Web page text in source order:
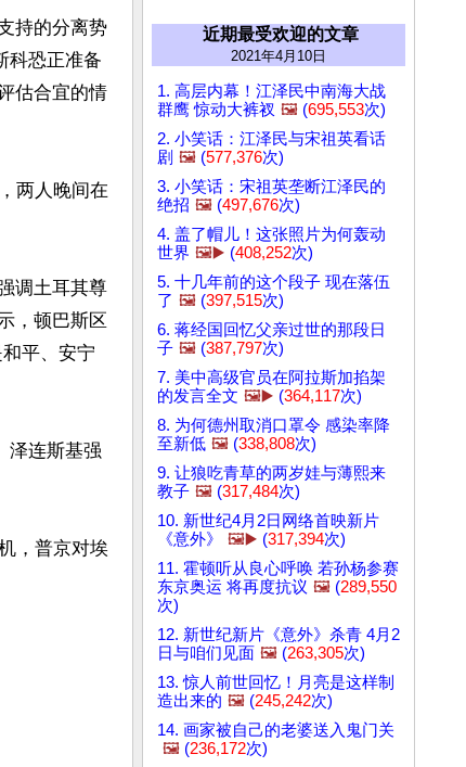
持的分离势
科恐正准备
估合宜的情
两人晚间在
调土耳其尊
，顿巴斯区
平、安宁
泽连斯基强
，普京对埃
近期最受欢迎的文章
2021年4月10日
1. 高层内幕！江泽民中南海大战
群鹰 惊动大裤衩 🖼️ (695,553次)
2. 小笑话：江泽民与宋祖英看话
剧 🖼️ (577,376次)
3. 小笑话：宋祖英垄断江泽民的
绝招 🖼️ (497,676次)
4. 盖了帽儿！这张照片为何轰动
世界 🖼️▶️ (408,252次)
5. 十几年前的这个段子 现在落伍
了 🖼️ (397,515次)
6. 蒋经国回忆父亲过世的那段日
子 🖼️ (387,797次)
7. 美中高级官员在阿拉斯加掐架
的发言全文 🖼️▶️ (364,117次)
8. 为何德州取消口罩令 感染率降
至新低 🖼️ (338,808次)
9. 让狼吃青草的两岁娃与薄熙来
教子 🖼️ (317,484次)
10. 新世纪4月2日网络首映新片
《意外》
🖼️▶️ (317,394次)
11. 霍顿听从良心呼唤 若孙杨参赛
东京奥运 将再度抗议 🖼️ (289,550
次)
12. 新世纪新片《意外》杀青 4月2
日与咱们见面 🖼️ (263,305次)
13. 惊人前世回忆！月亮是这样制
造出来的 🖼️ (245,242次)
14. 画家被自己的老婆送入鬼门关
🖼️ (236,172次)